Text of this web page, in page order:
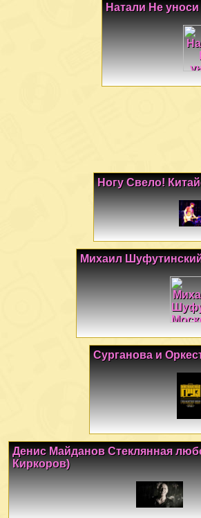
Натали Не
Ногу Свело!
Михаил
Сурганова и
Денис Майданов Стеклянная
Киркоров)